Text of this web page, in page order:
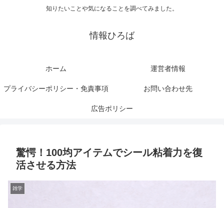
知りたいことや気になることを調べてみました。
情報ひろば
ホーム 運営者情報
プライバシーポリシー・免責事項 お問い合わせ先
広告ポリシー
驚愕！100均アイテムでシール粘着力を復
活させる方法
雑学